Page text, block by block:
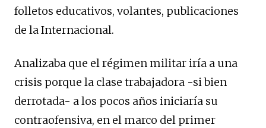
folletos educativos, volantes, publicaciones
de la Internacional.
Analizaba que el régimen militar iría a una
crisis porque la clase trabajadora -si bien
derrotada- a los pocos años iniciaría su
contraofensiva, en el marco del primer